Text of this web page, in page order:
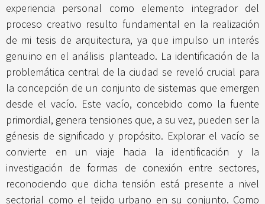
experiencia personal como elemento integrador del
proceso creativo resulto fundamental en la realización
de mi tesis de arquitectura, ya que impulso un interés
genuino en el análisis planteado. La identificación de la
problemática central de la ciudad se reveló crucial para
la concepción de un conjunto de sistemas que emergen
desde el vacío. Este vacío, concebido como la fuente
primordial, genera tensiones que, a su vez, pueden ser la
génesis de significado y propósito. Explorar el vacío se
convierte en un viaje hacia la identificación y la
investigación de formas de conexión entre sectores,
reconociendo que dicha tensión está presente a nivel
sectorial como el tejido urbano en su conjunto. Como